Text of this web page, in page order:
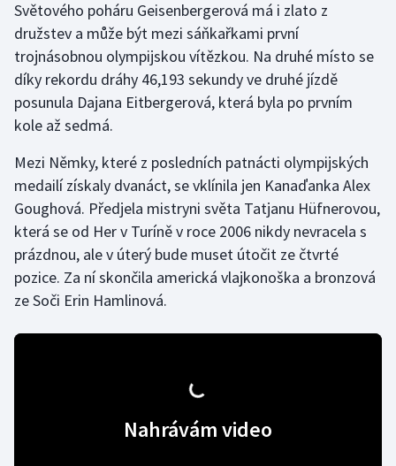
Futsal
Golf
Gymnastika
Házená
Jezdectví
Judo
Krasobruslení
Světového poháru Geisenbergerová má i zlato z
družstev a může být mezi sáňkařkami první
trojnásobnou olympijskou vítězkou. Na druhé místo se
díky rekordu dráhy 46,193 sekundy ve druhé jízdě
posunula Dajana Eitbergerová, která byla po prvním
kole až sedmá.
Mezi Němky, které z posledních patnácti olympijských
medailí získaly dvanáct, se vklínila jen Kanaďanka Alex
Goughová. Předjela mistryni světa Tatjanu Hüfnerovou,
která se od Her v Turíně v roce 2006 nikdy nevracela s
prázdnou, ale v úterý bude muset útočit ze čtvrté
pozice. Za ní skončila americká vlajkonoška a bronzová
ze Soči Erin Hamlinová.
Nahrávám video